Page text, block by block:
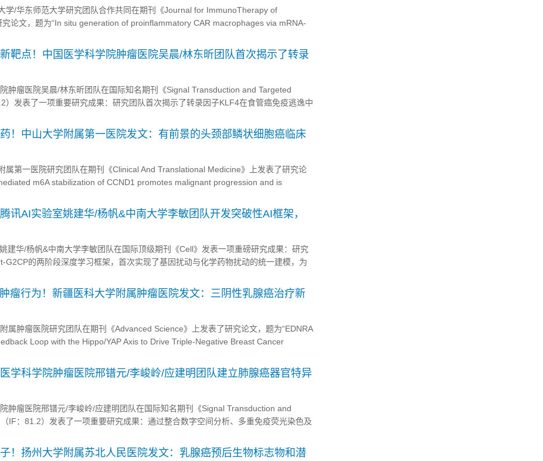
学/华东师范大学研究团队合作共同在期刊《Journal for ImmunoTherapy of
论文，题为“In situ generation of proinflammatory CAR macrophages via mRNA-
靶点！中国医学科学院肿瘤医院吴晨/林东昕团队首次揭示了转录
免疫逃逸中的关键作用
肿瘤医院吴晨/林东昕团队在国际知名期刊《Signal Transduction and Targeted
）发表了一项重要研究成果：研究团队首次揭示了转录因子KLF4在食管癌免疫逃逸中
管癌的...
！中山大学附属第一医院发文：有前景的头颈部鳞状细胞癌临床
属第一医院研究团队在期刊《Clinical And Translational Medicine》上发表了研究论
m6A stabilization of CCND1 promotes malignant progression and is
讯AI实验室姚建华/杨帆&中南大学李敏团队开发突破性AI框架，
与化学药物扰动的统一建模
建华/杨帆&中南大学李敏团队在国际顶级期刊《Cell》发表一项重磅研究成果：研究
G2CP的两阶段深度学习框架，首次实现了基因扰动与化学药物扰动的统一建模，为
通量筛选技术的...
瘤行为！新疆医科大学附属肿瘤医院发文：三阴性乳腺癌治疗新
属肿瘤医院研究团队在期刊《Advanced Science》上发表了研究论文，题为“EDNRA
Loop with the Hippo/YAP Axis to Drive Triple-Negative Breast Cancer
学科学院肿瘤医院邢镨元/李峻岭/应建明团队建立肺腺癌器官特异
模型
肿瘤医院邢镨元/李峻岭/应建明团队在国际知名期刊《Signal Transduction and
IF：81.2）发表了一项重要研究成果：通过整合数字空间分析、多重免疫荧光染色及
...！扬州大学附属苏北人民医院发文：乳腺癌预后生物标志物和潜